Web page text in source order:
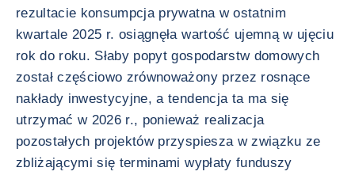
rezultacie konsumpcja prywatna w ostatnim
kwartale 2025 r. osiągnęła wartość ujemną w ujęciu
rok do roku. Słaby popyt gospodarstw domowych
został częściowo zrównoważony przez rosnące
nakłady inwestycyjne, a tendencja ta ma się
utrzymać w 2026 r., ponieważ realizacja
pozostałych projektów przyspiesza w związku ze
zbliżającymi się terminami wypłaty funduszy